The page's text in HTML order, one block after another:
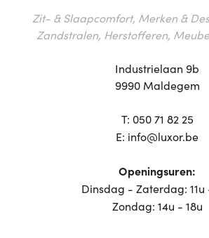
Zit- & Slaapcomfort, Merken &
Zandstralen, Herstofferen,
Industrielaan 9b
9990 Maldegem
T: 050 71 82 25
E: info@luxor.be
Openingsuren:
Dinsdag - Zaterdag: 11u
Zondag: 14u - 18u